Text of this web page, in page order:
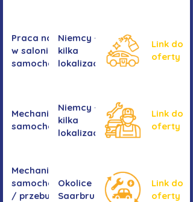
Praca na myjni
w salonie
samochodowym
Niemcy -
kilka
lokalizacji
Link do
oferty
Mechanika
samochodowa
Niemcy -
kilka
lokalizacji
Link do
oferty
Mechanika
samochodowa
/ przebudowa
Okolice
Saarbrucken
Link do
oferty